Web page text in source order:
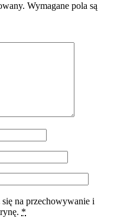
Wymagane pola są
na przechowywanie i
*